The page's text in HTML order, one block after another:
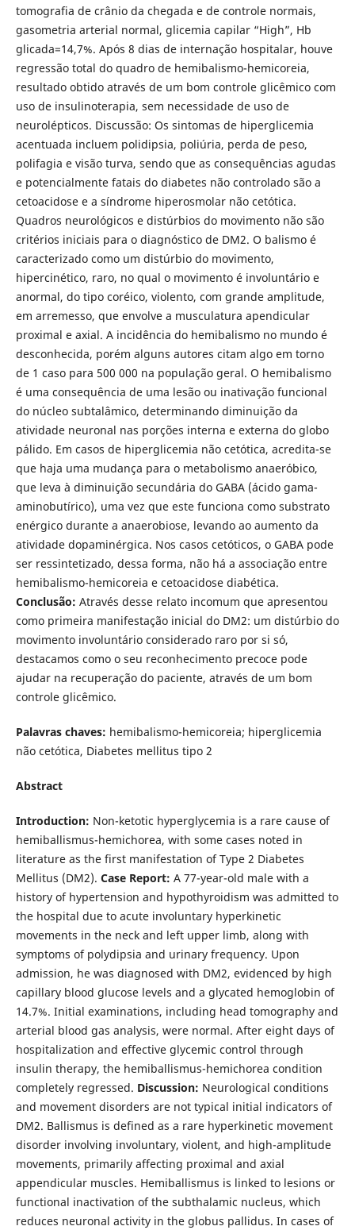
tomografia de crânio da chegada e de controle normais,
gasometria arterial normal, glicemia capilar “High”, Hb
glicada=14,7%. Após 8 dias de internação hospitalar, houve
regressão total do quadro de hemibalismo-hemicoreia,
resultado obtido através de um bom controle glicêmico com
uso de insulinoterapia, sem necessidade de uso de
neurolépticos. Discussão: Os sintomas de hiperglicemia
acentuada incluem polidipsia, poliúria, perda de peso,
polifagia e visão turva, sendo que as consequências agudas
e potencialmente fatais do diabetes não controlado são a
cetoacidose e a síndrome hiperosmolar não cetótica.
Quadros neurológicos e distúrbios do movimento não são
critérios iniciais para o diagnóstico de DM2. O balismo é
caracterizado como um distúrbio do movimento,
hipercinético, raro, no qual o movimento é involuntário e
anormal, do tipo coréico, violento, com grande amplitude,
em arremesso, que envolve a musculatura apendicular
proximal e axial. A incidência do hemibalismo no mundo é
desconhecida, porém alguns autores citam algo em torno
de 1 caso para 500 000 na população geral. O hemibalismo
é uma consequência de uma lesão ou inativação funcional
do núcleo subtalâmico, determinando diminuição da
atividade neuronal nas porções interna e externa do globo
pálido. Em casos de hiperglicemia não cetótica, acredita-se
que haja uma mudança para o metabolismo anaeróbico,
que leva à diminuição secundária do GABA (ácido gama-
aminobutírico), uma vez que este funciona como substrato
enérgico durante a anaerobiose, levando ao aumento da
atividade dopaminérgica. Nos casos cetóticos, o GABA pode
ser ressintetizado, dessa forma, não há a associação entre
hemibalismo-hemicoreia e cetoacidose diabética.
Conclusão: Através desse relato incomum que apresentou
como primeira manifestação inicial do DM2: um distúrbio do
movimento involuntário considerado raro por si só,
destacamos como o seu reconhecimento precoce pode
ajudar na recuperação do paciente, através de um bom
controle glicêmico.
Palavras chaves: hemibalismo-hemicoreia; hiperglicemia
não cetótica, Diabetes mellitus tipo 2
Abstract
Introduction: Non-ketotic hyperglycemia is a rare cause of
hemiballismus-hemichorea, with some cases noted in
literature as the first manifestation of Type 2 Diabetes
Mellitus (DM2). Case Report: A 77-year-old male with a
history of hypertension and hypothyroidism was admitted to
the hospital due to acute involuntary hyperkinetic
movements in the neck and left upper limb, along with
symptoms of polydipsia and urinary frequency. Upon
admission, he was diagnosed with DM2, evidenced by high
capillary blood glucose levels and a glycated hemoglobin of
14.7%. Initial examinations, including head tomography and
arterial blood gas analysis, were normal. After eight days of
hospitalization and effective glycemic control through
insulin therapy, the hemiballismus-hemichorea condition
completely regressed. Discussion: Neurological conditions
and movement disorders are not typical initial indicators of
DM2. Ballismus is defined as a rare hyperkinetic movement
disorder involving involuntary, violent, and high-amplitude
movements, primarily affecting proximal and axial
appendicular muscles. Hemiballismus is linked to lesions or
functional inactivation of the subthalamic nucleus, which
reduces neuronal activity in the globus pallidus. In cases of